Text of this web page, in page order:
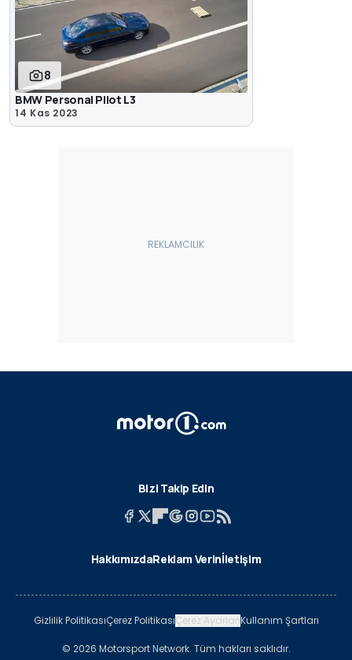
8
BMW Personal Pilot L3
14 Kas 2023
Bizi Takip Edin
HakkımızdaReklam Verinİletişim
Gizlilik PolitikasıÇerez PolitikasıÇerez AyarlarıKullanım Şartları
© 2026 Motorsport Network. Tüm hakları saklıdır.